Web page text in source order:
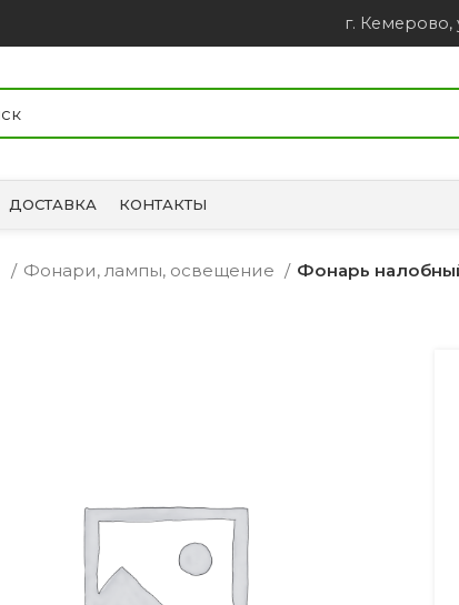
г. Кемерово,
ДОСТАВКА КОНТАКТЫ
Фонари, лампы, освещение Фонарь